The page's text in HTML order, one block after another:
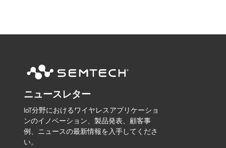
ニュースレター
IoT分野におけるワイヤレスアプリケーショ
ンのイノベーション、製品発表、顧客事
例、ニュースの最新情報を入手してくださ
い。